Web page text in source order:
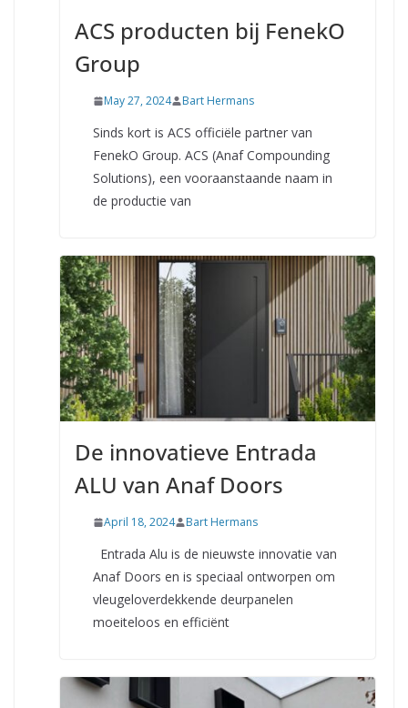
ACS producten bij FenekO
Group
May 27, 2024 Bart Hermans
Sinds kort is ACS officiële partner van
FenekO Group. ACS (Anaf Compounding
Solutions), een vooraanstaande naam in
de productie van
De innovatieve Entrada
ALU van Anaf Doors
April 18, 2024 Bart Hermans
Entrada Alu is de nieuwste innovatie van
Anaf Doors en is speciaal ontworpen om
vleugeloverdekkende deurpanelen
moeiteloos en efficiënt